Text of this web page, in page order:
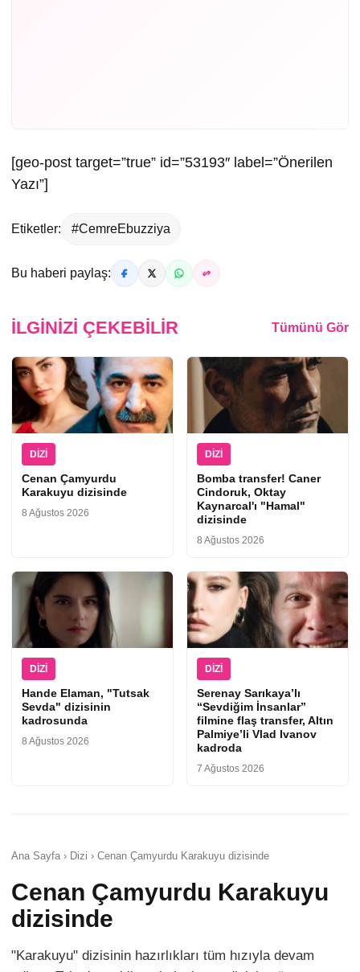
[geo-post target=”true” id=”53193″ label=”Önerilen
Yazı”]
Etiketler: #CemreEbuzziya
Bu haberi paylaş:
İLGINIZI ÇEKEBILIR Tümünü Gör
DIZI
Cenan Çamyurdu
Karakuyu dizisinde
8 Ağustos 2026
DIZI
Bomba transfer! Caner
Cindoruk, Oktay
Kaynarcal'ı "Hamal"
dizisinde
8 Ağustos 2026
DIZI
Hande Elaman, "Tutsak
Sevda" dizisinin
kadrosunda
8 Ağustos 2026
DIZI
Serenay Sarıkaya’lı
“Sevdiğim İnsanlar”
filmine flaş transfer, Altın
Palmiye’li Vlad Ivanov
kadroda
7 Ağustos 2026
Ana Sayfa › Dizi › Cenan Çamyurdu Karakuyu dizisinde
Cenan Çamyurdu Karakuyu
dizisinde
"Karakuyu" dizisinin hazırlıkları tüm hızıyla devam